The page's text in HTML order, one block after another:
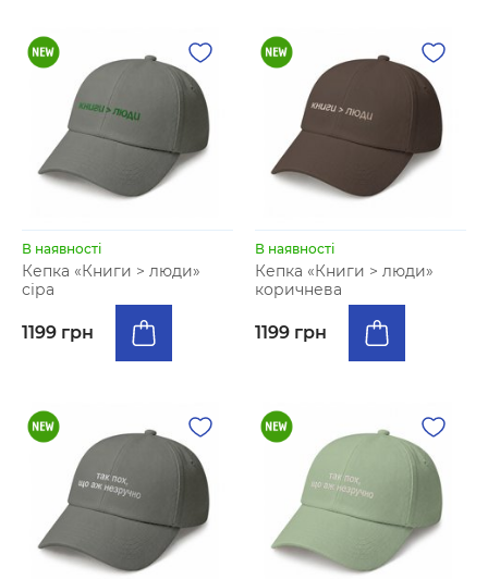
В наявності
Кепка «Книги > люди»
сіра
1199 грн
В наявності
Кепка «Книги > люди»
коричнева
1199 грн